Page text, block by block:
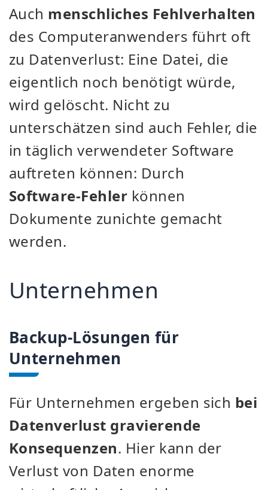
Auch menschliches Fehlverhalten
des Computeranwenders führt oft
zu Datenverlust: Eine Datei, die
eigentlich noch benötigt würde,
wird gelöscht. Nicht zu
unterschätzen sind auch Fehler, die
in täglich verwendeter Software
auftreten können: Durch
Software-Fehler können
Dokumente zunichte gemacht
werden.
Unternehmen
Backup-Lösungen für
Unternehmen
Für Unternehmen ergeben sich bei
Datenverlust gravierende
Konsequenzen. Hier kann der
Verlust von Daten enorme